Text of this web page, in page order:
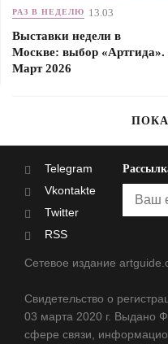
РАЗ В НЕДЕЛЮ 13.03
Выставки недели в
Москве: выбор «Артгида».
Март 2026
Telegram
Vkontakte
Twitter
RSS
Сетевое издание
Свидетельство о
03 марта 2020 г. Выдано
сфере связи,